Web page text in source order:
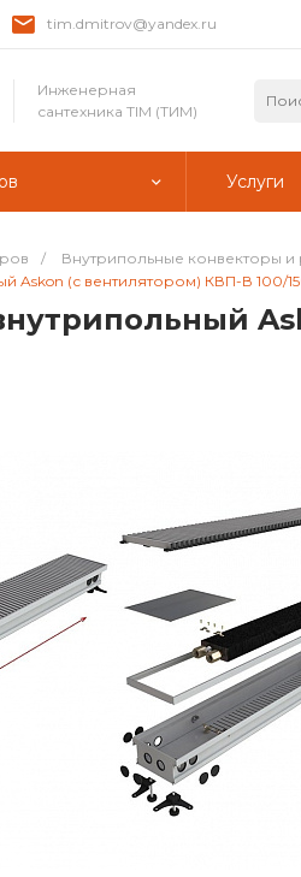
tim.dmitrov@yandex.ru
Инженерная
сантехника TIM (ТИМ)
Услуги
/ Внутрипольные конвекторы и
Askon (с вентилятором) КВП-В 100/